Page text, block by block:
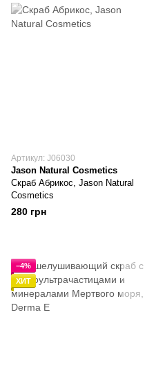
Артикул: J06030
Jason Natural Cosmetics
Скраб Абрикос, Jason Natural
Cosmetics
280 грн
−4%
ХИТ